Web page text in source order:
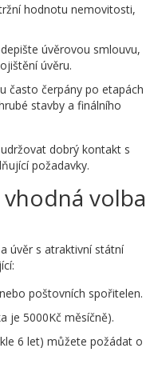
hodnotu nemovitosti,
úvěrovou smlouvu,
úvěru.
často čerpány po etapách
stavby a finálního
dobrý kontakt s
požadavky.
volba
úvěr s atraktivní státní
poštovních spořitelen.
je 5000Kč měsíčně).
6 let) můžete požádat o